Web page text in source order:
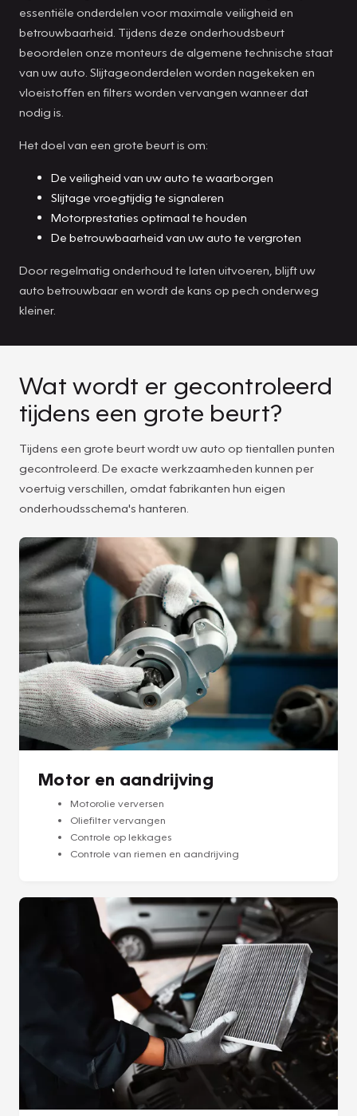
essentiële onderdelen voor maximale veiligheid en
betrouwbaarheid. Tijdens deze onderhoudsbeurt
beoordelen onze monteurs de algemene technische staat
van uw auto. Slijtageonderdelen worden nagekeken en
vloeistoffen en filters worden vervangen wanneer dat
nodig is.
Het doel van een grote beurt is om:
De veiligheid van uw auto te waarborgen
Slijtage vroegtijdig te signaleren
Motorprestaties optimaal te houden
De betrouwbaarheid van uw auto te vergroten
Door regelmatig onderhoud te laten uitvoeren, blijft uw
auto betrouwbaar en wordt de kans op pech onderweg
kleiner.
Wat wordt er gecontroleerd
tijdens een grote beurt?
Tijdens een grote beurt wordt uw auto op tientallen punten
gecontroleerd. De exacte werkzaamheden kunnen per
voertuig verschillen, omdat fabrikanten hun eigen
onderhoudsschema's hanteren.
Motor en aandrijving
Motorolie verversen
Oliefilter vervangen
Controle op lekkages
Controle van riemen en aandrijving